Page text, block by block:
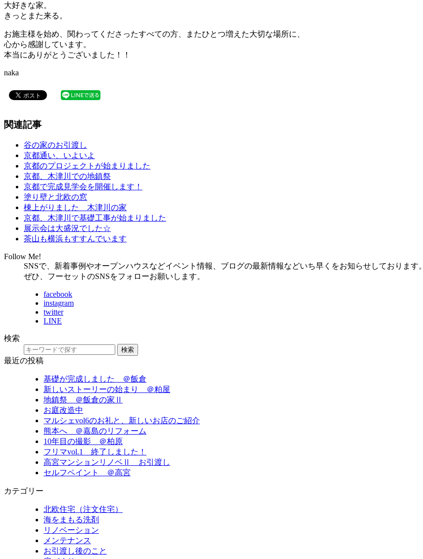
大好きな家。
きっとまた来る。
お施主様を始め、関わってくださったすべての方、またひとつ増えた大切な場所に、
心から感謝しています。
本当にありがとうございました！！
naka
関連記事
谷の家のお引渡し
京都通い、いよいよ
京都のプロジェクトが始まりました
京都、木津川での地鎮祭
京都で完成見学会を開催します！
塗り壁と北欧の窓
棟上がりました 木津川の家
京都、木津川で基礎工事が始まりました
展示会は大盛況でした☆
茶山も横浜もすすんでいます
Follow Me!
SNSで、新着事例やオープンハウスなどイベント情報、ブログの最新情報などいち早くをお知らせしております。
ぜひ、フーセットのSNSをフォローお願いします。
facebook
instagram
twitter
LINE
検索
検索
最近の投稿
基礎が完成しました ＠飯倉
新しいストーリーの始まり ＠粕屋
地鎮祭 ＠飯倉の家Ⅱ
お庭改造中
マルシェvol6のお礼と、新しいお店のご紹介
熊本へ ＠嘉島のリフォーム
10年目の撮影 ＠柏原
フリマvol.1 終了しました！
高宮マンションリノベⅡ お引渡し
セルフペイント ＠高宮
カテゴリー
北欧住宅（注文住宅）
海をまもる洗剤
リノベーション
メンテナンス
お引渡し後のこと